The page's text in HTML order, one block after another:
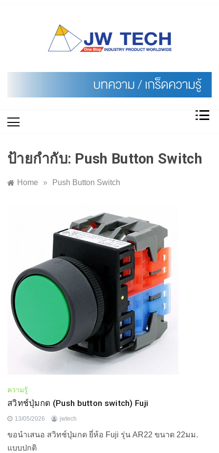
ป้ายกำกับ: Push Button Switch
Home » Push Button Switch
ความรู้
สวิทช์ปุ่มกด (Push button switch) Fuji
13/05/2026 jwtech
ขอนำเสนอ สวิทช์ปุ่มกด ยี่ห้อ Fuji รุ่น AR22 ขนาด 22มม.
แบบปกติ